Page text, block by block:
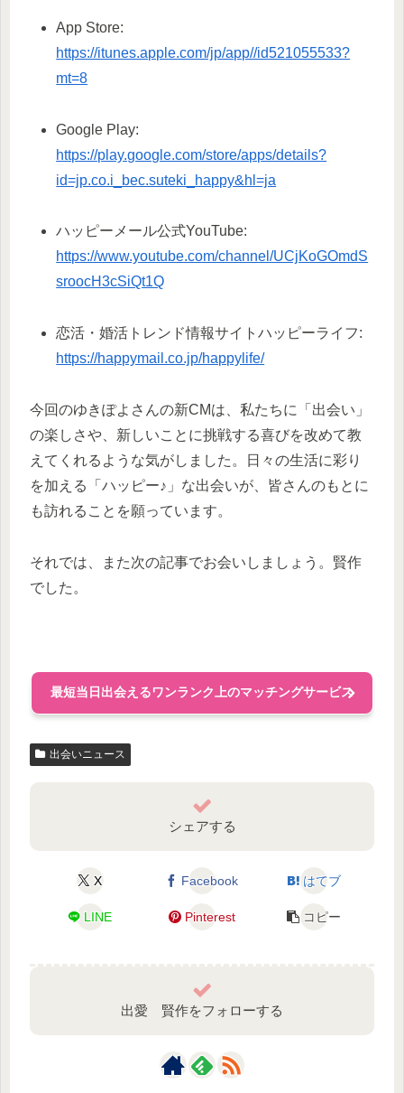
App Store:
https://itunes.apple.com/jp/app//id521055533?
mt=8
Google Play:
https://play.google.com/store/apps/details?
id=jp.co.i_bec.suteki_happy&hl=ja
ハッピーメール公式YouTube:
https://www.youtube.com/channel/UCjKoGOmdS
sroocH3cSiQt1Q
恋活・婚活トレンド情報サイトハッピーライフ:
https://happymail.co.jp/happylife/
今回のゆきぽよさんの新CMは、私たちに「出会い」
の楽しさや、新しいことに挑戦する喜びを改めて教
えてくれるような気がしました。日々の生活に彩り
を加える「ハッピー♪」な出会いが、皆さんのもとに
も訪れることを願っています。
それでは、また次の記事でお会いしましょう。賢作
でした。
最短当日出会えるワンランク上のマッチングサービス
出会いニュース
シェアする
X Facebook はてブ
LINE Pinterest コピー
出愛 賢作をフォローする